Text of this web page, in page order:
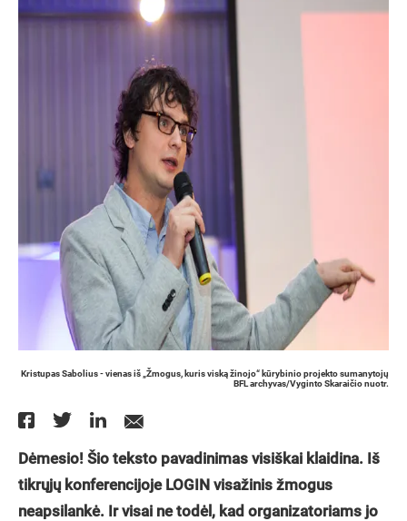
Kristupas Sabolius - vienas iš „Žmogus, kuris viską žinojo“ kūrybinio projekto sumanytojų
BFL archyvas/Vyginto Skaraičio nuotr.
Dėmesio! Šio teksto pavadinimas visiškai klaidina. Iš
tikrųjų konferencijoje LOGIN visažinis žmogus
neapsilankė. Ir visai ne todėl, kad organizatoriams jo